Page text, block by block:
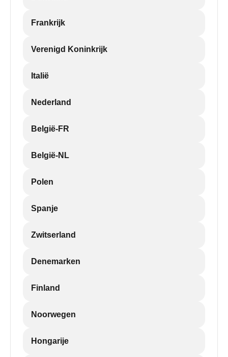
Frankrijk
Verenigd Koninkrijk
Italië
Nederland
België-FR
België-NL
Polen
Spanje
Zwitserland
Denemarken
Finland
Noorwegen
Hongarije